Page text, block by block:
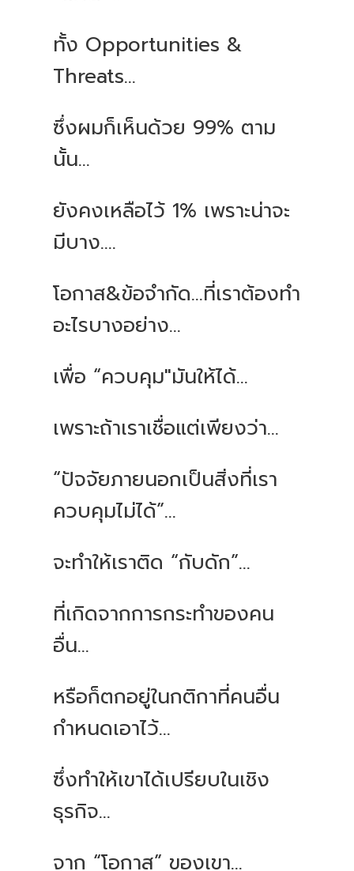
ทั้ง Opportunities &
Threats…
ซึ่งผมก็เห็นด้วย 99% ตาม
นั้น...
ยังคงเหลือไว้ 1% เพราะน่าจะ
มีบาง....
โอกาส&ข้อจำกัด...ที่เราต้องทำ
อะไรบางอย่าง...
เพื่อ “ควบคุม"มันให้ได้...
เพราะถ้าเราเชื่อแต่เพียงว่า...
“ปัจจัยภายนอกเป็นสิ่งที่เรา
ควบคุมไม่ได้”...
จะทำให้เราติด “กับดัก”...
ที่เกิดจากการกระทำของคน
อื่น...
หรือก็ตกอยู่ในกติกาที่คนอื่น
กำหนดเอาไว้...
ซึ่งทำให้เขาได้เปรียบในเชิง
ธุรกิจ...
จาก “โอกาส” ของเขา...